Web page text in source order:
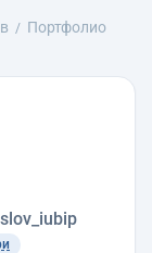
Портфолио